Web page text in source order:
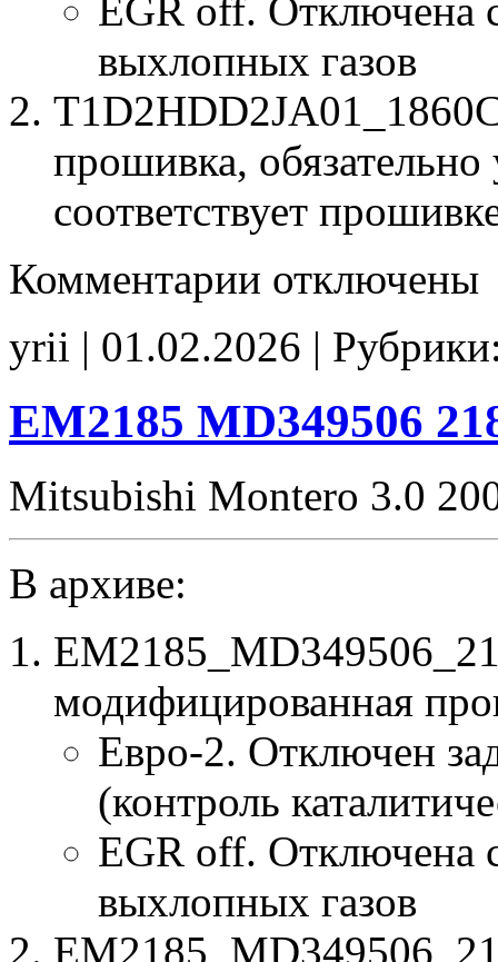
EGR off. Отключена
выхлопных газов
прошивка, обязательно
соответствует
Комментарии записи
131302
Stage1
noCHK
отключены
yrii | 01.02.2026 |
EM2185 MD349506
Mitsubishi Montero 3.0
В архиве:
модифицированная
Евро-2. Отключен
(контроль
EGR off. Отключена
выхлопных газов